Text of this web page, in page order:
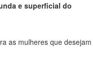
e superficial do
as mulheres que desejam